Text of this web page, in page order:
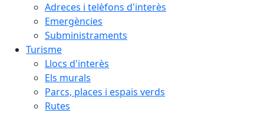
Adreces i telèfons d'interès
Emergències
Subministraments
Turisme
Llocs d'interès
Els murals
Parcs, places i espais verds
Rutes